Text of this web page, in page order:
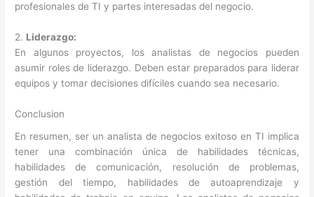
profesionales de TI y partes interesadas del negocio.
2. Liderazgo:
En algunos proyectos, los analistas de negocios pueden
asumir roles de liderazgo. Deben estar preparados para liderar
equipos y tomar decisiones difíciles cuando sea necesario.
Conclusion
En resumen, ser un analista de negocios exitoso en TI implica
tener una combinación única de habilidades técnicas,
habilidades de comunicación, resolución de problemas,
gestión del tiempo, habilidades de autoaprendizaje y